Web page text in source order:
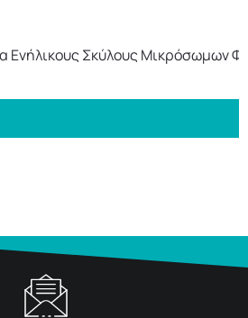
Ενήλικους Σκύλους Μικρόσωμων